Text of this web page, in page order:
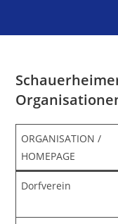
ORGANISATION /
HOMEPAGE
Dorfverein